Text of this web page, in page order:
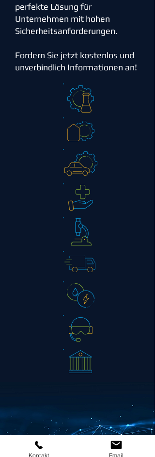
perfekte Lösung für
Unternehmen mit hohen
Sicherheitsanforderungen.
Fordern Sie jetzt kostenlos und
unverbindlich Informationen an!
Kontakt Email